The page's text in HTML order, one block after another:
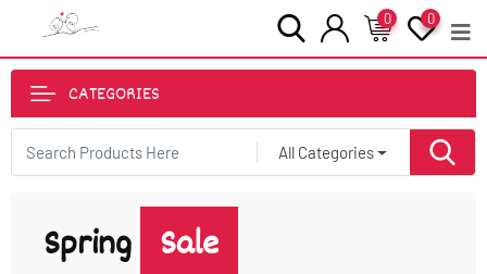
0
0
CATEGORIES
All Categories
Spring Sale